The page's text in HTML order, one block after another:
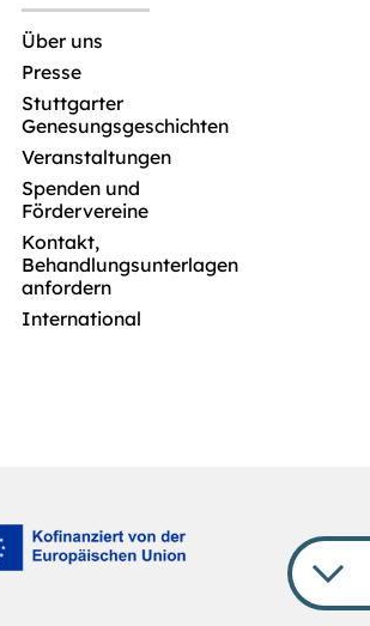
Über uns
Presse
Stuttgarter
Genesungsgeschichten
Veranstaltungen
Spenden und
Fördervereine
Kontakt,
Behandlungsunterlagen
anfordern
International